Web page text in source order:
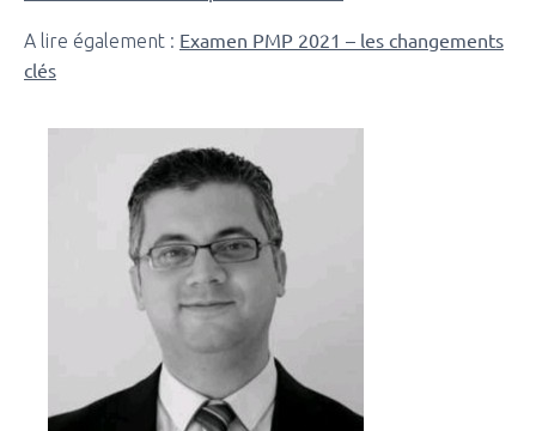
A lire également : Examen PMP 2021 – les changements
clés